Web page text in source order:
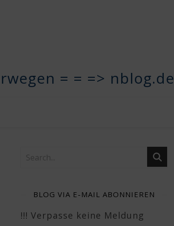
= = => nblog.de
BLOG VIA E-MAIL ABONNIEREN
!!! Verpasse keine Meldung